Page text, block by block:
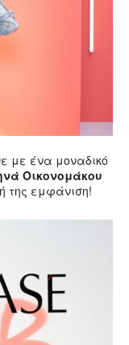
με ένα μοναδικό
Oικονομάκου
της εμφάνιση!